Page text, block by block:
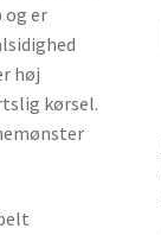
og er
høj
kørsel.